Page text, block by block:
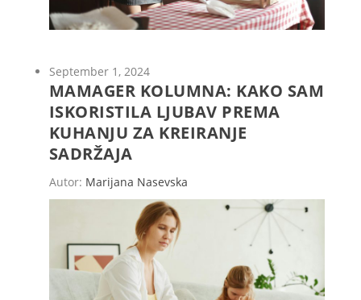
September 1, 2024
MAMAGER KOLUMNA: KAKO SAM
ISKORISTILA LJUBAV PREMA
KUHANJU ZA KREIRANJE
SADRŽAJA
Autor: Marijana Nasevska